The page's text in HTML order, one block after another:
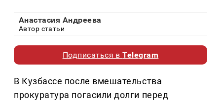
Анастасия Андреева
Автор статьи
Подписаться вTelegram
В Кузбассе после вмешательства
прокуратура погасили долги перед